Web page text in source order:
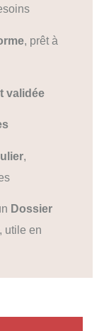
, prêt à
validée
,
Dossier
utile en